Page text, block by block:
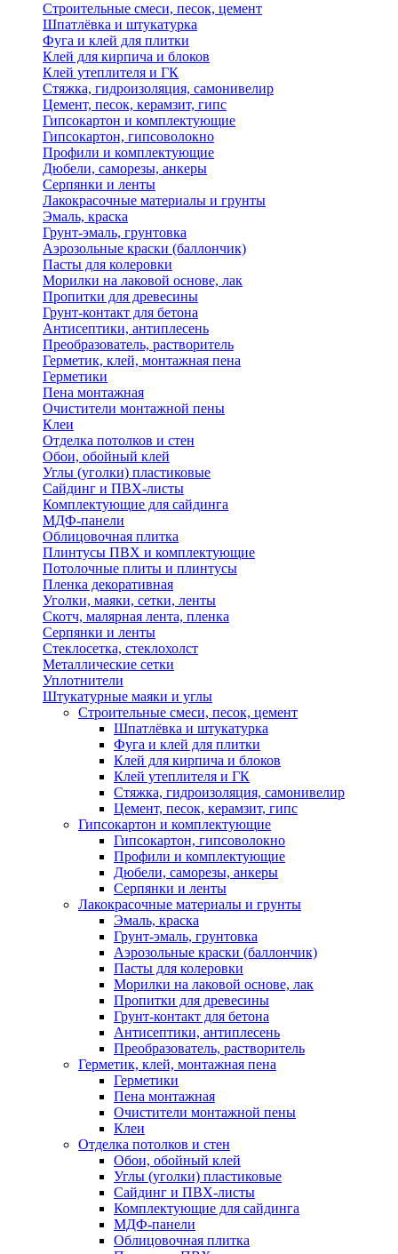
Строительные смеси, песок, цемент
Шпатлёвка и штукатурка
Фуга и клей для плитки
Клей для кирпича и блоков
Клей утеплителя и ГК
Стяжка, гидроизоляция, самонивелир
Цемент, песок, керамзит, гипс
Гипсокартон и комплектующие
Гипсокартон, гипсоволокно
Профили и комплектующие
Дюбели, саморезы, анкеры
Серпянки и ленты
Лакокрасочные материалы и грунты
Эмаль, краска
Грунт-эмаль, грунтовка
Аэрозольные краски (баллончик)
Пасты для колеровки
Морилки на лаковой основе, лак
Пропитки для древесины
Грунт-контакт для бетона
Антисептики, антиплесень
Преобразователь, растворитель
Герметик, клей, монтажная пена
Герметики
Пена монтажная
Очистители монтажной пены
Клеи
Отделка потолков и стен
Обои, обойный клей
Углы (уголки) пластиковые
Сайдинг и ПВХ-листы
Комплектующие для сайдинга
МДФ-панели
Облицовочная плитка
Плинтусы ПВХ и комплектующие
Потолочные плиты и плинтусы
Пленка декоративная
Уголки, маяки, сетки, ленты
Скотч, малярная лента, пленка
Серпянки и ленты
Стеклосетка, стеклохолст
Металлические сетки
Уплотнители
Штукатурные маяки и углы
Строительные смеси, песок, цемент
Шпатлёвка и штукатурка
Фуга и клей для плитки
Клей для кирпича и блоков
Клей утеплителя и ГК
Стяжка, гидроизоляция, самонивелир
Цемент, песок, керамзит, гипс
Гипсокартон и комплектующие
Гипсокартон, гипсоволокно
Профили и комплектующие
Дюбели, саморезы, анкеры
Серпянки и ленты
Лакокрасочные материалы и грунты
Эмаль, краска
Грунт-эмаль, грунтовка
Аэрозольные краски (баллончик)
Пасты для колеровки
Морилки на лаковой основе, лак
Пропитки для древесины
Грунт-контакт для бетона
Антисептики, антиплесень
Преобразователь, растворитель
Герметик, клей, монтажная пена
Герметики
Пена монтажная
Очистители монтажной пены
Клеи
Отделка потолков и стен
Обои, обойный клей
Углы (уголки) пластиковые
Сайдинг и ПВХ-листы
Комплектующие для сайдинга
МДФ-панели
Облицовочная плитка